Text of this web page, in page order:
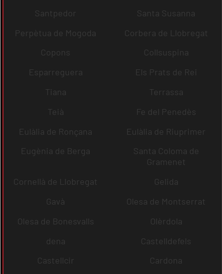
Santpedor
Santa Susanna
Perpètua de Mogoda
Corbera de Llobregat
Copons
Collsuspina
Esparreguera
Els Prats de Rei
Tiana
Terrassa
Teià
Fe del Penedès
Eulàlia de Ronçana
Eulàlia de Riuprimer
Eugènia de Berga
Santa Coloma de
Gramenet
Cornellà de Llobregat
Gelida
Gavà
Olesa de Montserrat
Olesa de Bonesvalls
Olèrdola
dena
Castelldefels
Castellcir
Cardona